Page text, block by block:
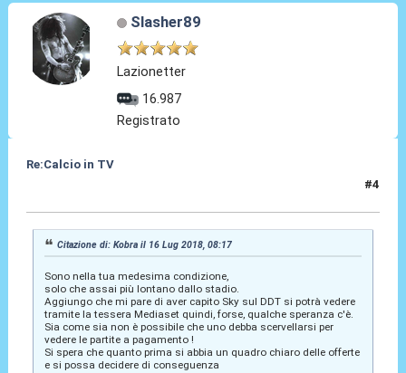
Slasher89
Lazionetter
16.987
Registrato
Re:Calcio in TV
#4
Citazione di: Kobra il 16 Lug 2018, 08:17
Sono nella tua medesima condizione,
solo che assai più lontano dallo stadio.
Aggiungo che mi pare di aver capito Sky sul DDT si potrà vedere
tramite la tessera Mediaset quindi, forse, qualche speranza c'è.
Sia come sia non è possibile che uno debba scervellarsi per
vedere le partite a pagamento !
Si spera che quanto prima si abbia un quadro chiaro delle offerte
e si possa decidere di conseguenza